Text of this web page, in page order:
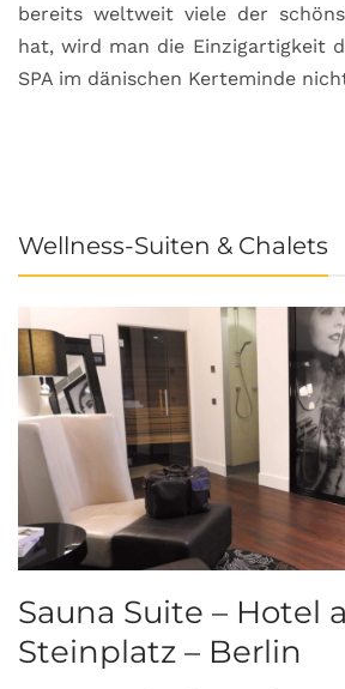
bereits weltweit viele der
hat, wird man die Einzigartigkeit
SPA im dänischen Kerteminde
Wellness-Suiten & Chalets
Sauna Suite – Hotel
Steinplatz – Berlin